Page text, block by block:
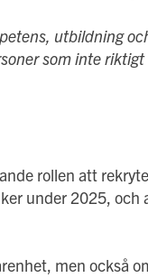
utbildning
som inte
rollen att
under 2025, och
men också